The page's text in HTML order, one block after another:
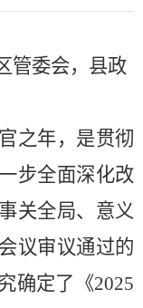
管委会， 县政
之年，是贯彻
步全面深化改
关全局、意义
议审议通过的
确定了《2025